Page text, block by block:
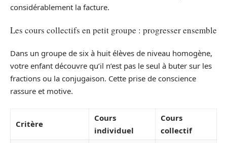
considérablement la facture.
Les cours collectifs en petit groupe : progresser ensemble
Dans un groupe de six à huit élèves de niveau homogène,
votre enfant découvre qu’il n’est pas le seul à buter sur les
fractions ou la conjugaison. Cette prise de conscience
rassure et motive.
Critère
Cours
individuel
Cours
collectif